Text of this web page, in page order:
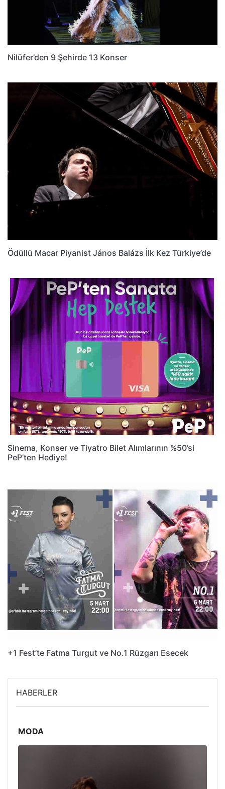
Nilüfer’den 9 Şehirde 13 Konser
Ödüllü Macar Piyanist János Balázs İlk Kez Türkiye’de
Sinema, Konser ve Tiyatro Bilet Alımlarının %50’si
PeP’ten Hediye!
+1 Fest’te Fatma Turgut ve No.1 Rüzgarı Esecek
HABERLER
MODA